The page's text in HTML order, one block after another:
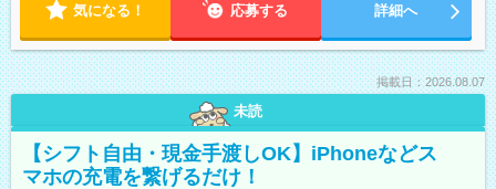
気になる！ 応募する 詳細へ
掲載日：2026.08.07
未読
【シフト自由・現金手渡しOK】iPhoneなどス
マホの充電を繋げるだけ！